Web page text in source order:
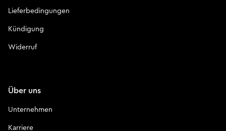
Lieferbedingungen
Kündigung
Widerruf
Über uns
Unternehmen
Karriere